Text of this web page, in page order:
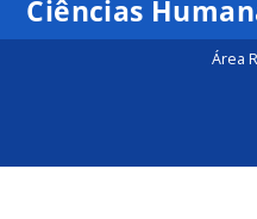
Ciências
Área